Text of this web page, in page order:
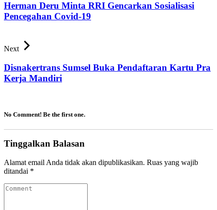
Herman Deru Minta RRI Gencarkan Sosialisasi
Pencegahan Covid-19
Next
Disnakertrans Sumsel Buka Pendaftaran Kartu Pra
Kerja Mandiri
No Comment! Be the first one.
Tinggalkan Balasan
Alamat email Anda tidak akan dipublikasikan. Ruas yang wajib
ditandai *